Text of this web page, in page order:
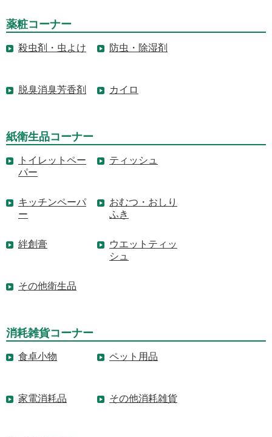
薬粧コーナー
殺虫剤・虫よけ 防虫・除湿剤
脱臭消臭芳香剤 カイロ
紙衛生品コーナー
トイレットペー
パー
ティッシュ
キッチンペーパ
ー
おむつ・おしり
ふき
絆創膏
ウエットティッ
シュ
その他衛生品
消耗雑貨コーナー
食卓小物 ペット用品
家電消耗品 その他消耗雑貨